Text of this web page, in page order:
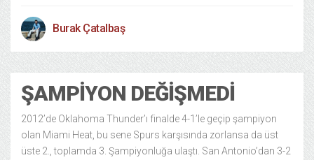
Burak Çatalbaş
ŞAMPIYON DEĞIŞMEDI
2012’de Oklahoma Thunder’ı finalde 4-1’le geçip şampiyon
olan Miami Heat, bu sene Spurs karşısında zorlansa da üst
üste 2., toplamda 3. Şampiyonluğa ulaştı. San Antonio’dan 3-2